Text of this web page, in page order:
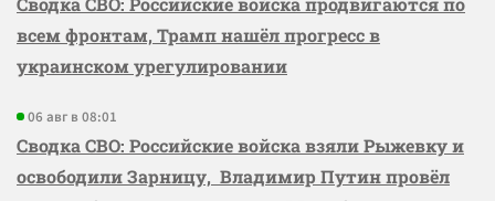
всем фронтам, Трамп нашёл прогресс в
украинском урегулировании
06 авг в 08:01
Сводка СВО: Российские войска взяли Рыжевку и
освободили Зарницу, Владимир Путин провёл